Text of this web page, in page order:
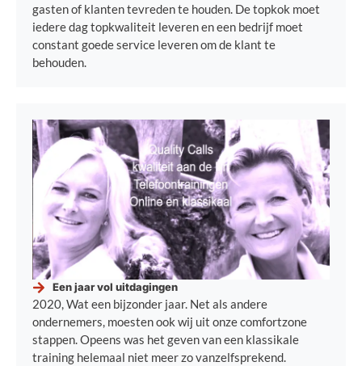
gasten of klanten tevreden te houden. De topkok moet
iedere dag topkwaliteit leveren en een bedrijf moet
constant goede service leveren om de klant te
behouden.
Een jaar vol uitdagingen
2020, Wat een bijzonder jaar. Net als andere
ondernemers, moesten ook wij uit onze comfortzone
stappen. Opeens was het geven van een klassikale
training helemaal niet meer zo vanzelfsprekend.